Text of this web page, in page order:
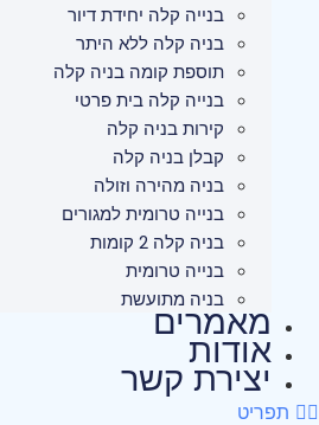
בנייה קלה יחידת דיור
בניה קלה ללא היתר
תוספת קומה בניה קלה
בנייה קלה בית פרטי
קירות בניה קלה
קבלן בניה קלה
בניה מהירה וזולה
בנייה טרומית למגורים
בניה קלה 2 קומות
בנייה טרומית
בניה מתועשת
מאמרים
אודות
יצירת קשר
תפריט